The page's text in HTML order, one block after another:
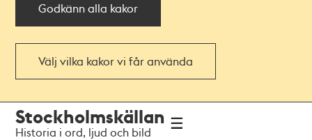
Godkänn alla kakor
Välj vilka kakor vi får använda
navigationen
huvudinnehållet
Stockholmskällan
Historia i ord, ljud och bild